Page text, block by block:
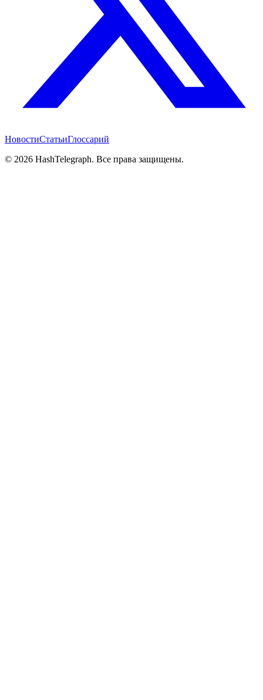
НовостиСтатьиГлоссарий
© 2026 HashTelegraph. Все права защищены.